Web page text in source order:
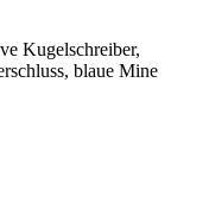
Kugelschreiber,
blaue Mine